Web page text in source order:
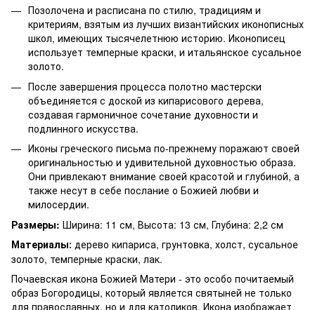
Позолочена и расписана по стилю, традициям и
критериям, взятым из лучших византийских иконописных
школ, имеющих тысячелетнюю историю. Иконописец
использует темперные краски, и итальянское сусальное
золото.
После завершения процесса полотно мастерски
объединяется с доской из кипарисового дерева,
создавая гармоничное сочетание духовности и
подлинного искусства.
Иконы греческого письма по-прежнему поражают своей
оригинальностью и удивительной духовностью образа.
Они привлекают внимание своей красотой и глубиной, а
также несут в себе послание о Божией любви и
милосердии.
Размеры: Ширина: 11 см, Высота: 13 см, Глубина: 2,2 см
Материалы: дерево кипариса, грунтовка, холст, сусальное
золото, темперные краски, лак.
Почаевская икона Божией Матери - это особо почитаемый
образ Богородицы, который является святыней не только
для православных, но и для католиков. Икона изображает